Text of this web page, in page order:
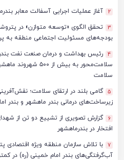
2 آغاز عملیات اجرایی آسفالت معابر
3
بودجه‌های مسئولیت اجتماعی منطقه به
4 رئیس بهداشت و درمان صنعت نفت
سلامت
5 گامی بلند در ارتقای سلامت؛
زیرساخت‌های درمانی بندر ماهشهر و بندر
6
گزارش تصویری از تشییع دو تن از
افتخار در بندرماهشهر
7 با تلاش سازمان منطقه ویژه اقتصادی
آب‌گرفتگی‌های بندر امام خمینی (ره) در کمتر از ۲۴